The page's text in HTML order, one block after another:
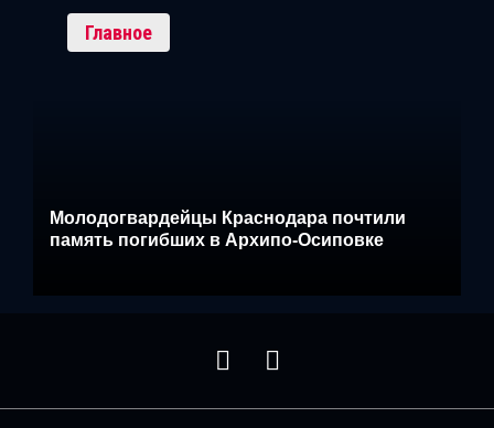
Главное
Молодогвардейцы Краснодара почтили
память погибших в Архипо-Осиповке